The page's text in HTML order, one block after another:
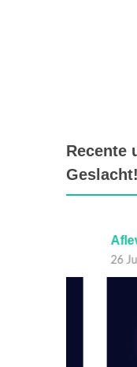
Recente
Geslacht!
Aflevering
26 Juli 2018